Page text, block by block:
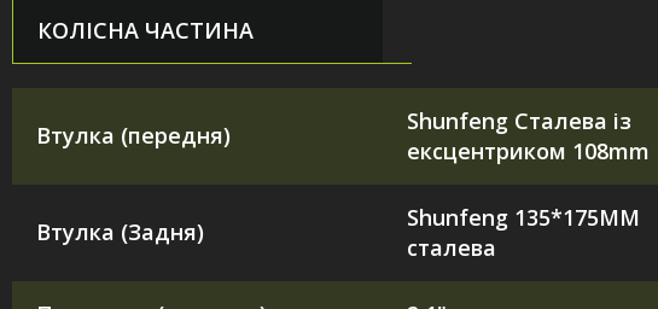
КОЛІСНА ЧАСТИНА
Втулка (передня)
Shunfeng Сталева із
ексцентриком 108mm
Втулка (Задня)
Shunfeng 135*175MM
сталева